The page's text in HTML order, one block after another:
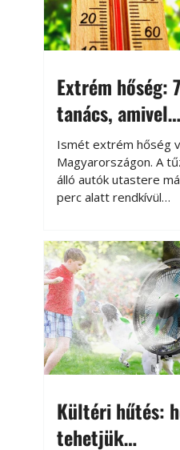
Extrém hőség: 7
tanács, amivel
megóvhatjuk
autónkat a
károktól
Ismét extrém hőség
Magyarországon. A
álló autók utastere
perc alatt rendkívül
megközelítheti. Ez
beszállást teszi
hanem az autó
benne hagyott
káros hatással lehet.
egyszerű
azonban jelentősen
csökkenthetjük a
Kültéri hűtés:
tehetjük